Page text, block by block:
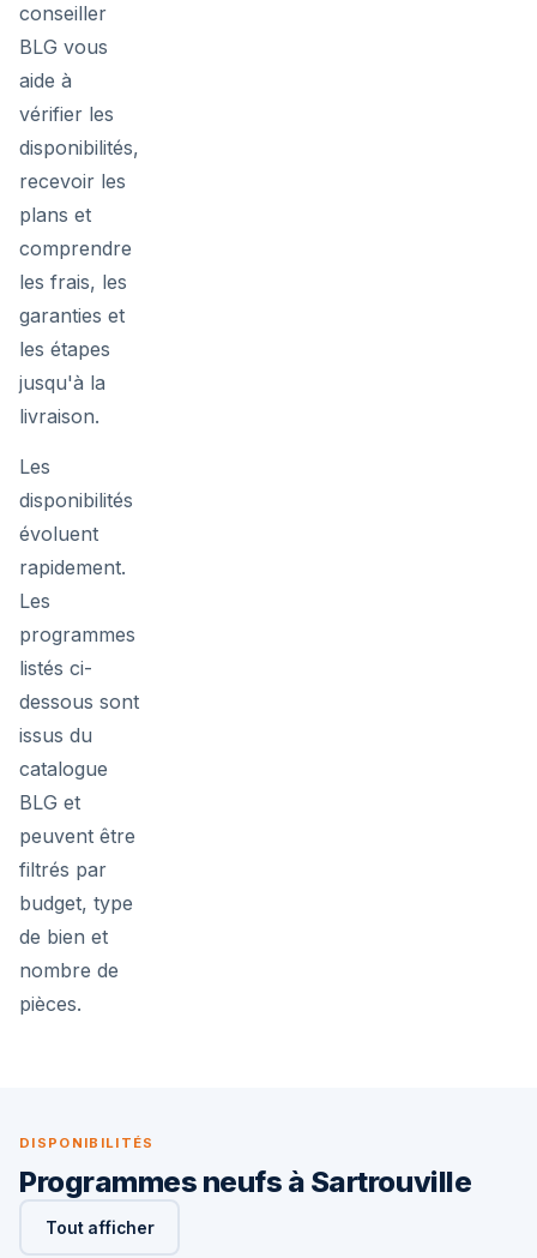
conseiller
BLG vous
aide à
vérifier les
disponibilités,
recevoir les
plans et
comprendre
les frais, les
garanties et
les étapes
jusqu'à la
livraison.
Les
disponibilités
évoluent
rapidement.
Les
programmes
listés ci-
dessous sont
issus du
catalogue
BLG et
peuvent être
filtrés par
budget, type
de bien et
nombre de
pièces.
DISPONIBILITÉS
Programmes neufs à Sartrouville
Tout afficher